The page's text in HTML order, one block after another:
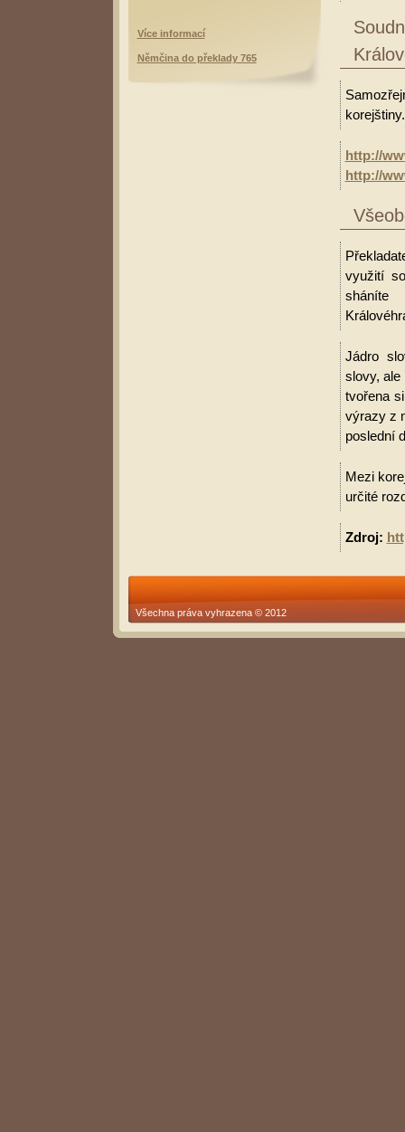
korejštiny.
http://
http://
využití
Jádro
slovy, ale
tvořena
výrazy z
poslední
Mezi
určité
Zdroj:
Více informací
Němčina do překlady 765
Všechna práva vyhrazena © 2012